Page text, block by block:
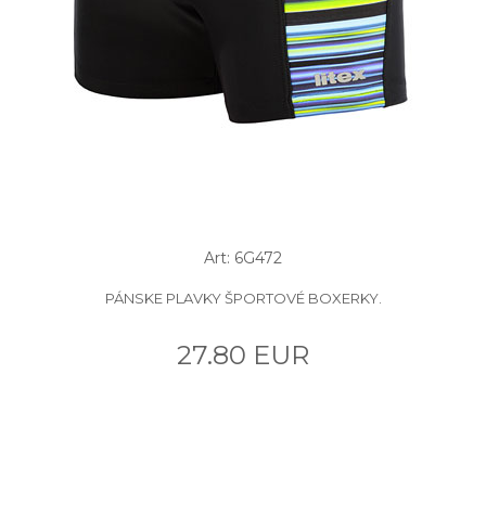
Art: 6G472
PÁNSKE PLAVKY ŠPORTOVÉ BOXERKY.
27.80 EUR